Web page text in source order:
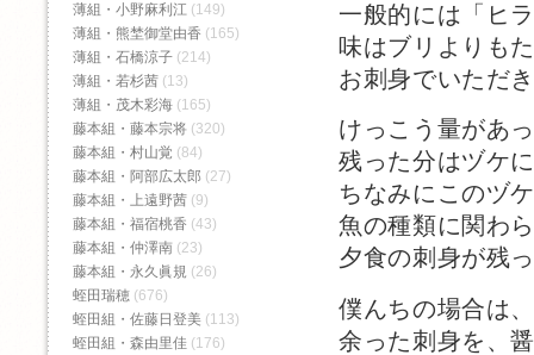
一般的には「ヒ
味はブリよりも
お刺身でいただ
けっこう量があ
残った分はヅケ
ちなみにこのヅ
魚の種類に関わ
夕食の刺身が残
僕んちの場合は
余った刺身を、
薄組・小野麻利江 (149)
薄組・熊埜御堂由香 (165)
薄組・石橋涼子 (214)
薄組・若杉茜 (13)
薄組・茂木彩海 (165)
藤本組・藤本宗将 (320)
藤本組・村山覚 (84)
藤本組・阿部広太郎 (27)
藤本組・上遠野茜 (9)
藤本組・福宿桃香‬ (43)
藤本組・仲澤南 (23)
藤本組・永久眞規 (26)
蛭田瑞穂 (676)
蛭田組・佐藤日登美 (113)
蛭田組・森由里佳 (176)